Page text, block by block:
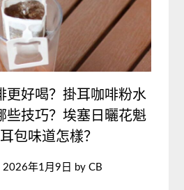
更好喝？掛耳咖啡粉水
些技巧？埃塞日曬花魁
包味道怎樣？
2026年1月9日 by CB